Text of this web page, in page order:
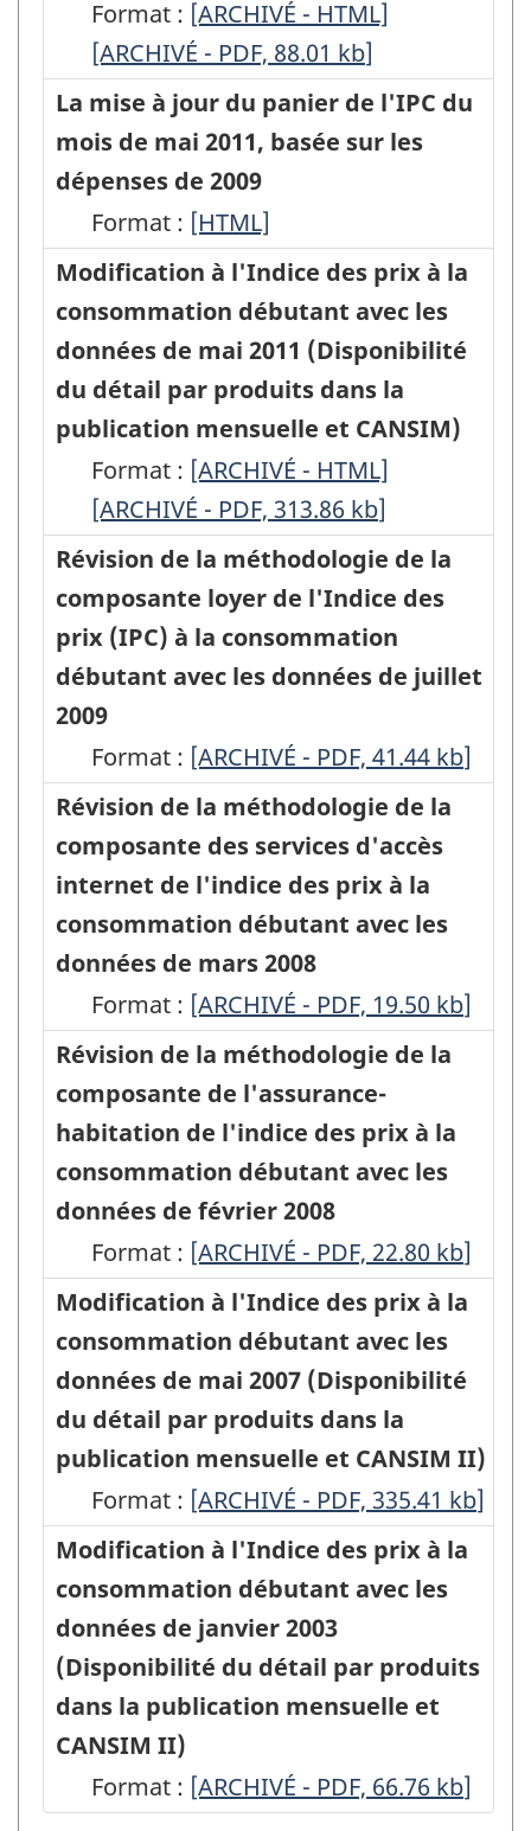
CANSIM)
-
HTML
des
prix
à
la
consommation
(IPC),
à
compter
de
la
diffusion
de
l'IPC
d'avril
2013
-
HTML
Initiative
d'amélioration
-
HTML
Initiative
d'amélioration
-
PDF,
Achat
de
véhicules
de
tourisme
de
l'Indice
des
prix
à
la
consommation
(IPC),
à
compter
de
l'IPC
novembre
2012
-
HTML
Achat
de
véhicules
de
l'Indice
des
prix
à
la
consommation
(IPC),
à
compter
de
l'IPC
novembre
2012
-
PDF,
142.89
Format : Révision
de
l'indice
des
médicaments
sur
ordonnance
de
l'Indice
des
prix
à
la
consommation(IPC),
à
compter
de
l'IPC
septembre
2012
-
ARCHIVÉ
-
HTML
[ARCHIVÉ - HTML]
l'indice
des
ordonnance
de
l'Indice
des
prix
à
à
compter
de
l'IPC
septembre
2012
-
ARCHIVÉ
-
88.01
[ARCHIVÉ - PDF, 88.01 kb]
La mise à jour du panier de l'IPC du
mois de mai 2011, basée sur les
dépenses de 2009
Format : La
mise
à
jour
du
panier
de
l'IPC
du
mois
de
mai
2011,
sur
les
dépenses
de
2009
-
HTML
[HTML]
Modification à l'Indice des prix à la
consommation débutant avec les
données de mai 2011 (Disponibilité
du détail par produits dans la
publication mensuelle et CANSIM)
Format : Modification
à
l'Indice
des
prix
à
consommation
débutant
avec
les
données
de
mai
2011
(Disponibilité
du
détail
par
produits
dans
la
publication
mensuelle
et
CANSIM)
-
ARCHIVÉ
-
HTML
[ARCHIVÉ - HTML]
l'Indice
des
prix
à
débutant
avec
les
données
de
2011
détail
par
dans
la
publication
mensuelle
et
CANSIM)
-
ARCHIVÉ
-
PDF,
[ARCHIVÉ - PDF, 313.86 kb]
Révision de la méthodologie de la
composante loyer de l'Indice des
prix (IPC) à la consommation
débutant avec les données de juillet
2009
Format : Révision
de
la
méthodologie
de
la
composante
loyer
de
l'Indice
des
prix
(IPC)
à
la
consommation
débutant
avec
les
données
de
juillet
2009
-
ARCHIVÉ
PDF,
41.44
[ARCHIVÉ - PDF, 41.44 kb]
Révision de la méthodologie de la
composante des services d'accès
internet de l'indice des prix à la
consommation débutant avec les
données de mars 2008
Format : Révision
de
la
méthodologie
de
la
composante
des
services
d'accès
internet
de
l'indice
des
prix
à
la
consommation
débutant
les
[ARCHIVÉ - PDF, 19.50 kb]
Révision de la méthodologie de la
composante de l'assurance-
habitation de l'indice des prix à la
consommation débutant avec les
données de février 2008
Format : Révision
de
la
méthodologie
de
la
composante
de
l'assurance-
habitation
de
l'indice
des
à
[ARCHIVÉ - PDF, 22.80 kb]
Modification à l'Indice des prix à la
consommation débutant avec les
données de mai 2007 (Disponibilité
du détail par produits dans la
publication mensuelle et CANSIM II)
Format : Modification
à
l'Indice
des
prix
à
consommation
débutant
[ARCHIVÉ - PDF, 335.41 kb]
Modification à l'Indice des prix à la
consommation débutant avec les
données de janvier 2003
(Disponibilité du détail par produits
dans la publication mensuelle et
CANSIM II)
Format : Modification
[ARCHIVÉ - PDF, 66.76 kb]